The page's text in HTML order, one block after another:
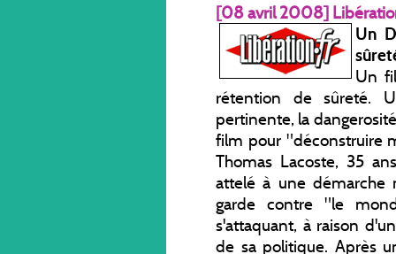
[08 avril 2008]
Un
Un
rétention de sûreté.
pertinente, la
film pour "déconstruire
Thomas Lacoste, 35
attelé à une
garde contre "le
s'attaquant, à raison
de sa politique. Après